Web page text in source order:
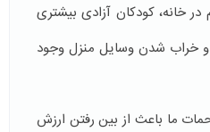
خانه، کودکان آزادی بیشتری
و خراب شدن وسایل منزل وجود
ما باعث از بین رفتن ارزش